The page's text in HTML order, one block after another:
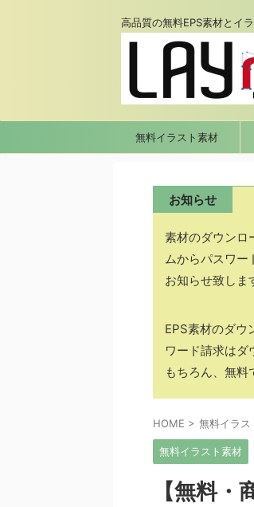
高品質の無料EPS素材とイ
無料イラスト素材
お知らせ
素材のダウンロ
ムからパスワー
お知らせ致しま
EPS素材のダウ
ワード請求はダ
もちろん、無料
HOME > 無料イラス
無料イラスト素材
【無料